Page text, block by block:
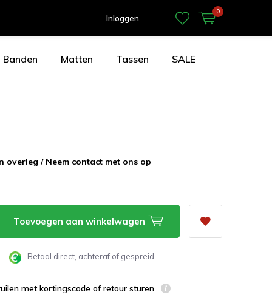
Inloggen
0
Banden Matten Tassen SALE
overleg / Neem contact met ons op
Toevoegen aan winkelwagen
Betaal direct, achteraf of gespreid
met kortingscode of retour sturen